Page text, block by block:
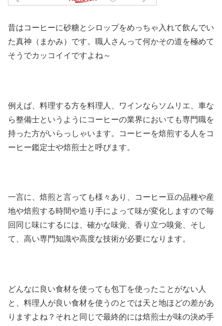
昔はコーヒーに砂糖とシロップをめっちゃ入れて飲んでい
た真神（まかみ）です。職人さんって何かその道を極めて
そうでカッコイイですよね～
例えば、料理する方を料理人、ワインならソムリエ、車な
ら整備士というようにコーヒーの業界においても専門職を
持った方がいらっしゃいます。コーヒーを焙煎する人をコ
ーヒー鑑定士や焙煎士と呼びます。
一言に、焙煎と言っても様々あり、コーヒー豆の品種や産
地や焙煎する時間や造り手によって味が変化しますので毎
回同じ味にするには、確かな味覚、香り立つ嗅覚、そし
て、高い専門知識や高度な技術が必要になります。
どんなに良い食材を使っても包丁を使ったことがない人
と、料理人が良い食材を使うのとでは天と地ほどの差があ
りますよね？それと同じで最終的には焙煎士が味の決め手